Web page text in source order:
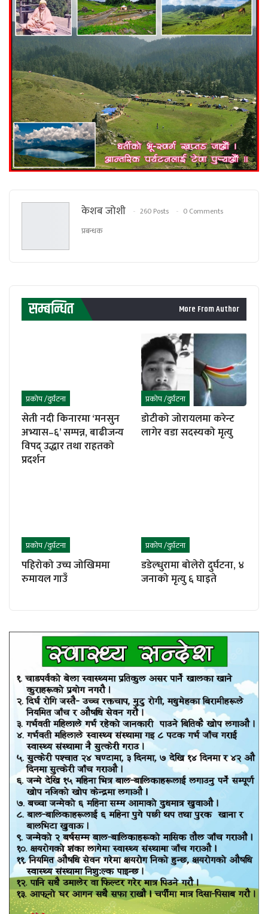
केशब जोशी 260 Posts 0 Comments
प्रबन्धक
सम्बन्धित More From Author
प्रकोप /दुर्घटना
सेती नदी किनारमा ‘मनसुन
अभ्यास–६’ सम्पन्न, बाढीजन्य
विपद् उद्धार तथा राहतको
प्रदर्शन
प्रकोप /दुर्घटना
डोटीको जोरायलमा करेन्ट
लागेर वडा सदस्यको मृत्यु
प्रकोप /दुर्घटना
पहिरोको उच्च जोखिममा
रुमायल गाउँ
प्रकोप /दुर्घटना
डडेल्धुरामा बोलेरो दुर्घटना, ४
जनाको मृत्यु ६ घाइते